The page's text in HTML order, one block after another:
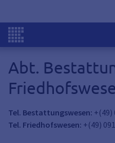
Abt.
Tel. Bestattungswesen: +(49)
Tel. Friedhofswesen: +(49)